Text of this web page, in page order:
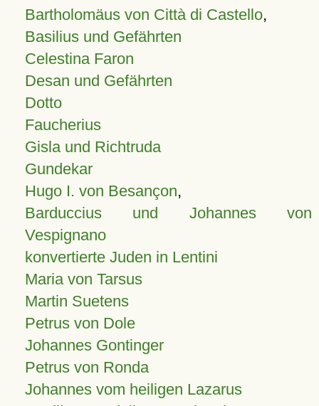
Bartholomäus von Città di Castello,
Basilius und Gefährten
Celestina Faron
Desan und Gefährten
Dotto
Faucherius
Gisla und Richtruda
Gundekar
Hugo I. von Besançon,
Barduccius und Johannes von
Vespignano
konvertierte Juden in Lentini
Maria von Tarsus
Martin Suetens
Petrus von Dole
Johannes Gontinger
Petrus von Ronda
Johannes vom heiligen Lazarus